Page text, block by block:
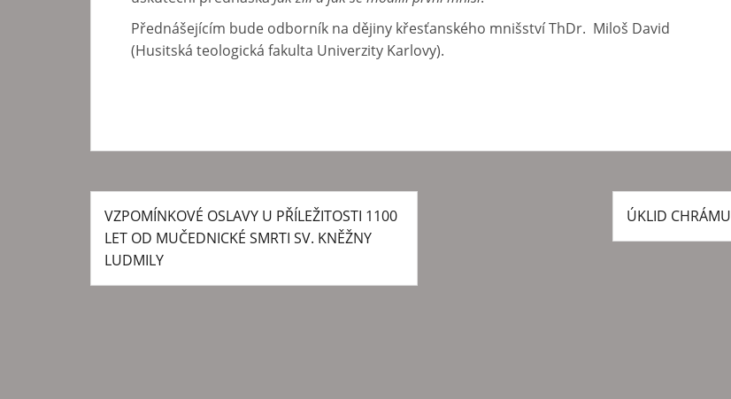
Přednášejícím bude odborník na dějiny křesťanského mnišství ThDr. Miloš David
(Husitská teologická fakulta Univerzity Karlovy).
N
v
VZPOMÍNKOVÉ OSLAVY U PŘÍLEŽITOSTI 1100
LET OD MUČEDNICKÉ SMRTI SV. KNĚŽNY
LUDMILY
ÚKLID CHRÁMU